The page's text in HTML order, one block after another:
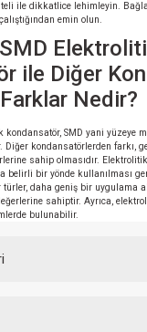
ile dikkatlice lehimleyin.
emin olun.
ile Diğer
Nedir?
kondansatör, SMD yani yüzeye
Diğer kondansatörlerden farkı,
sahip olmasıdır.
belirli bir yönde kullanılması
daha geniş bir uygulama
sahiptir. Ayrıca,
bulunabilir.